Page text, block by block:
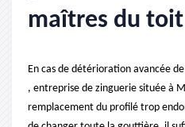
maîtres du toit
En cas de détérioration avancée
, entreprise de zinguerie située à
remplacement du profilé trop